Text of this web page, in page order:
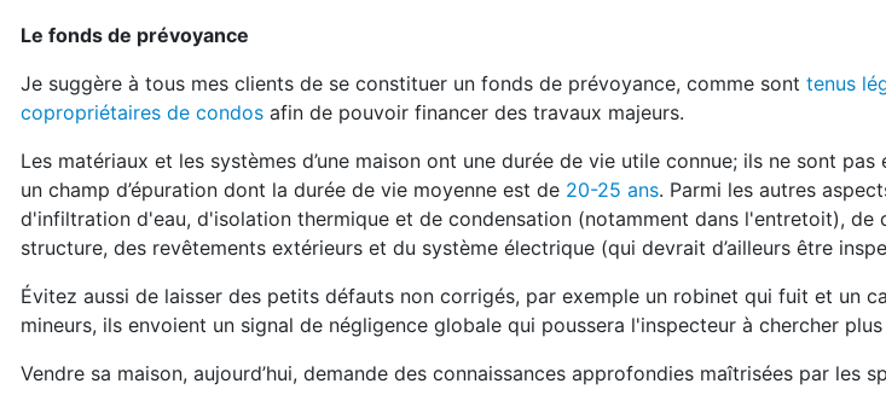
Le fonds de prévoyance
Je suggère à tous mes clients de se constituer un fonds de prévoyance, comme sont tenus
copropriétaires de condos afin de pouvoir financer des travaux majeurs.
Les matériaux et les systèmes d’une maison ont une durée de vie utile connue; ils ne sont
un champ d’épuration dont la durée de vie moyenne est de 20-25 ans. Parmi les autres
d'infiltration d'eau, d'isolation thermique et de condensation (notamment dans l'entretoit), de
structure, des revêtements extérieurs et du système électrique (qui devrait d’ailleurs être
Évitez aussi de laisser des petits défauts non corrigés, par exemple un robinet qui fuit et un
mineurs, ils envoient un signal de négligence globale qui poussera l'inspecteur à chercher plus
Vendre sa maison, aujourd’hui, demande des connaissances approfondies maîtrisées par les